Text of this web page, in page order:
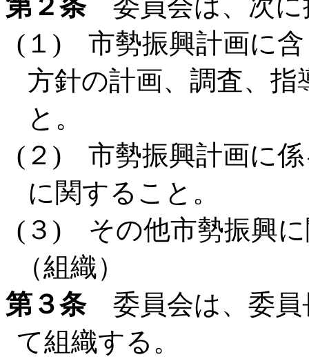
(１) 市勢振興計画に含
方針の計画、調査、
と。
(２) 市勢振興計画に係
に関すること。
(３) その他市勢振興に
（組織）
第３条委員会は、委員
て組織する。